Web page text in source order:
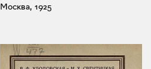
Москва, 1925